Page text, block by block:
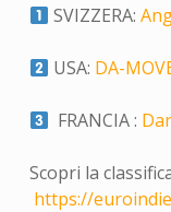
SVIZZERA:
USA: DA-
FRANCIA :
Scopri la
https://